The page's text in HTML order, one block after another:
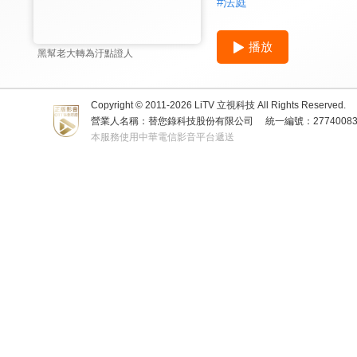
黑幫老大轉為汙點證人
播放
Copyright © 2011-2026 LiTV 立視科技 All Rights Reserved.
營業人名稱：替您錄科技股份有限公司
統一編號：
本服務使用中華電信影音平台遞送